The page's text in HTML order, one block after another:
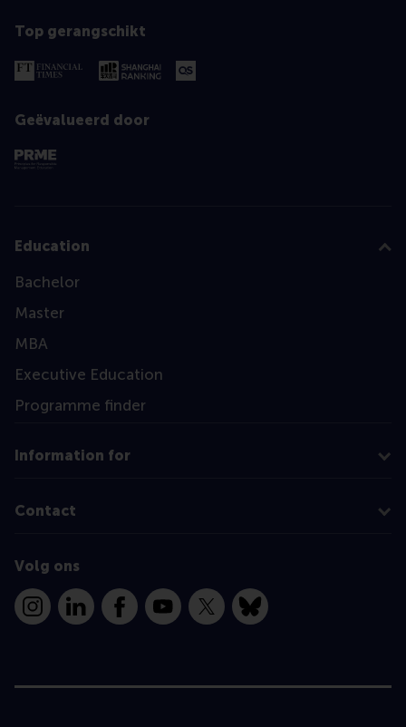
Top gerangschikt
Geëvalueerd door
Education
Bachelor
Master
MBA
Executive Education
Programme finder
Information for
Contact
Volg ons
InstagramLinkedInFacebookYouTube
X Bluesky